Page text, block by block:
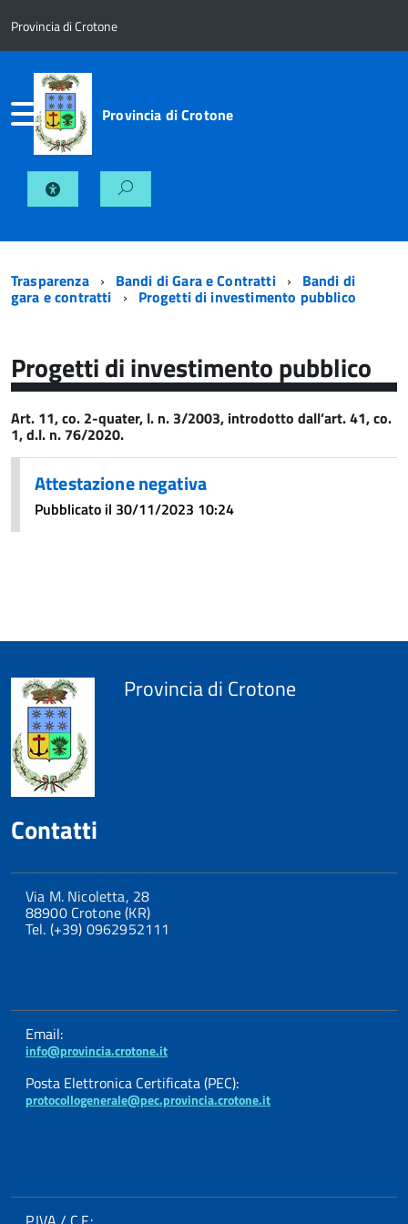
Provincia di Crotone
Provincia di Crotone
Trasparenza Bandi di Gara e Contratti Bandi di
gara e contratti Progetti di investimento pubblico
Progetti di investimento pubblico
Art. 11, co. 2-quater, l. n. 3/2003, introdotto dall’art. 41, co.
1, d.l. n. 76/2020.
Attestazione negativa
Pubblicato il 30/11/2023 10:24
Provincia di Crotone
Contatti
Via M. Nicoletta, 28
88900 Crotone (KR)
Tel. (+39) 0962952111
Email:
info@provincia.crotone.it
Posta Elettronica Certificata (PEC):
protocollogenerale@pec.provincia.crotone.it